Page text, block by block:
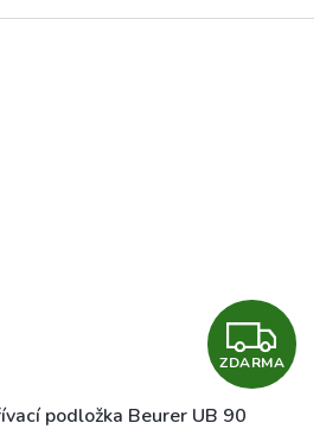
Z
D
ZDARMA
podložka Beurer UB 90